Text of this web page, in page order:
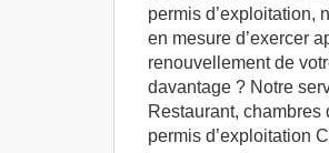
permis d’exploitation,
en mesure d’exercer
renouvellement de
davantage ? Notre
Restaurant, chambres
permis d’exploitation